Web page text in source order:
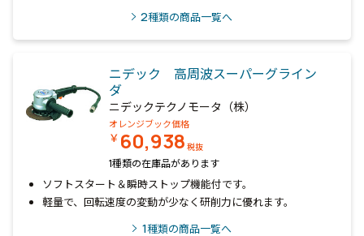
2種類の商品一覧へ
ニデック 高周波スーパーグライン
ダ
ニデックテクノモータ（株）
オレンジブック価格
￥ 60,938 税抜
1種類の在庫品があります
ソフトスタート＆瞬時ストップ機能付です。
軽量で、回転速度の変動が少なく研削力に優れます。
1種類の商品一覧へ